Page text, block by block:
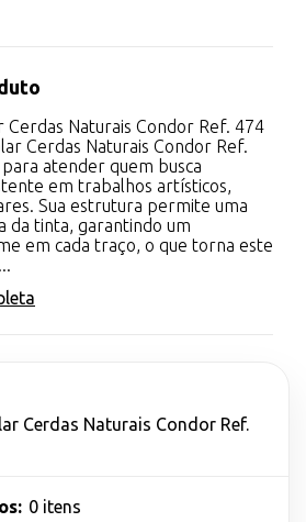
Cerdas Naturais Condor Ref. 474
Cerdas Naturais Condor Ref.
atender quem busca
em trabalhos artísticos,
Sua estrutura permite uma
da tinta, garantindo um
em cada traço, o que torna este
Cerdas Naturais Condor Ref.
0 itens